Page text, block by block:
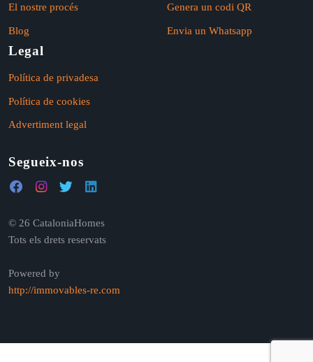
El nostre procés
Blog
Genera un codi QR
Envia un Whatsapp
Legal
Política de privadesa
Política de cookies
Advertiment legal
Segueix-nos
© 26 CataloniaHomes
Tots els drets reservats
Powered by
http://immovables-re.com